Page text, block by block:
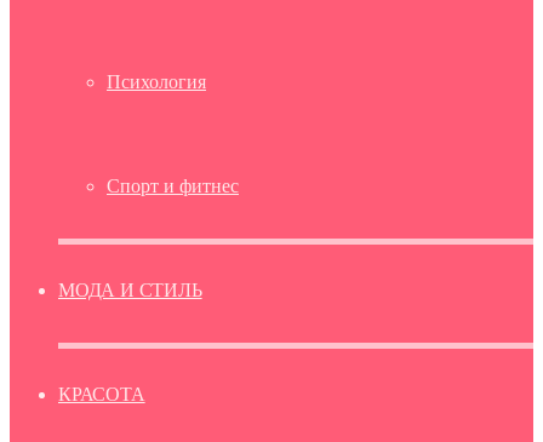
Психология
Спорт и фитнес
МОДА И СТИЛЬ
КРАСОТА